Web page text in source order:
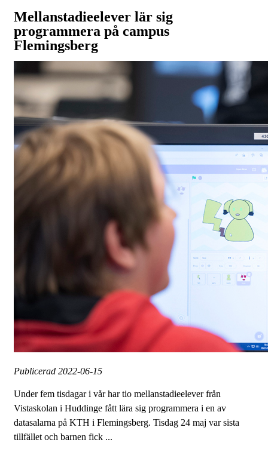
Mellanstadieelever lär sig
programmera på campus
Flemingsberg
Publicerad 2022-06-15
Under fem tisdagar i vår har tio mellanstadieelever från
Vistaskolan i Huddinge fått lära sig programmera i en av
datasalarna på KTH i Flemingsberg. Tisdag 24 maj var sista
tillfället och barnen fick ...